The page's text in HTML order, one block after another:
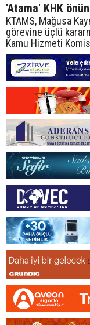
'Atama' KHK
KTAMS, Mağusa
görevine üçlü
Kamu Hizmeti